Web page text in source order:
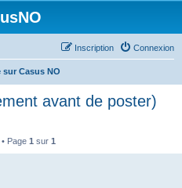
Connexion
Inscription
sur Casus NO
avant de poster)
Page 1 sur 1